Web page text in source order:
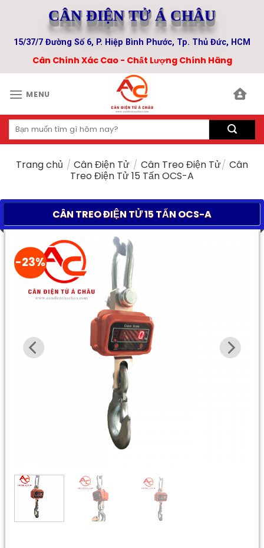
content
CÂN ĐIỆN TỬ Á CHÂU
15/37/7 Đường Số 6, P. Hiệp Bình Phước, Tp. Thủ Đức, HCM
Cân Chính Xác Cao - Chất Lượng Chính Hãng
MENU
Tìm
kiếm:
Trang chủ / Cân Điện Tử / Cân Treo Điện Tử/ Cân
Treo Điện Tử 15 Tấn OCS-A
CÂN TREO ĐIỆN TỬ 15 TẤN OCS-A
-23%